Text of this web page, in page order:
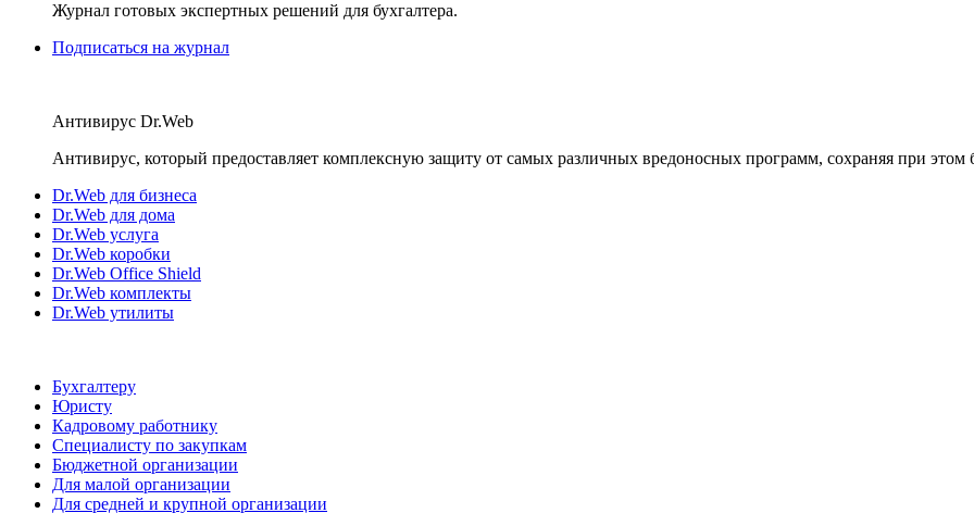
Журнал готовых экспертных решений для бухгалтера.
Подписаться на журнал
Антивирус Dr.Web
Антивирус, который предоставляет комплексную защиту от самых различных вредоносных программ, сохраняя при этом
Dr.Web для бизнеса
Dr.Web для дома
Dr.Web услуга
Dr.Web коробки
Dr.Web Office Shield
Dr.Web комплекты
Dr.Web утилиты
Бухгалтеру
Юристу
Кадровому работнику
Специалисту по закупкам
Бюджетной организации
Для малой организации
Для средней и крупной организации